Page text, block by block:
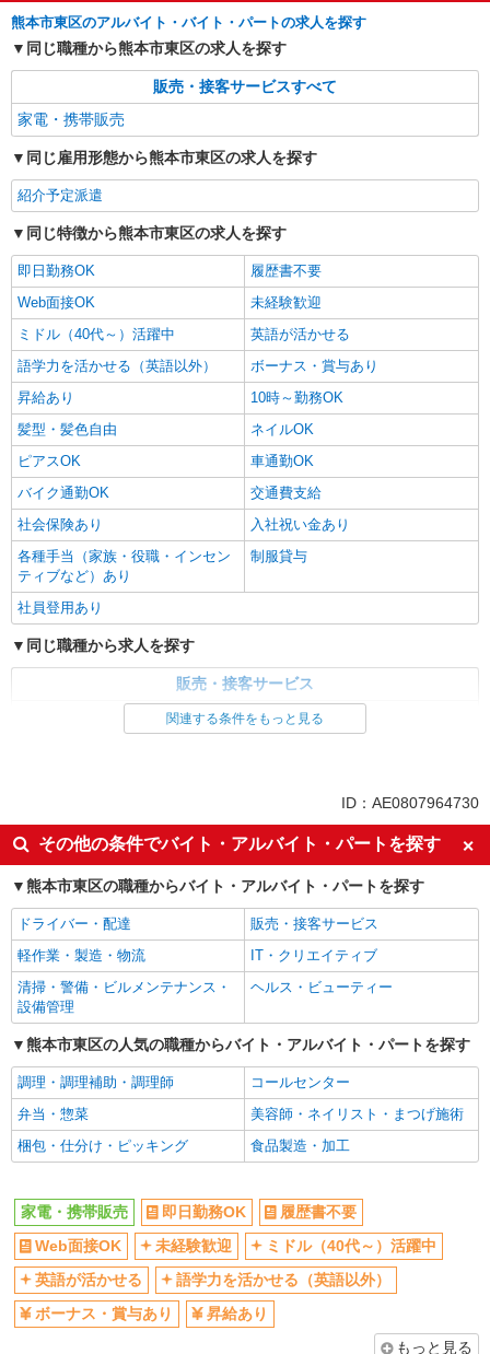
熊本市東区のアルバイト・バイト・パートの求人を探す
同じ職種から熊本市東区の求人を探す
販売・接客サービスすべて
家電・携帯販売
同じ雇用形態から熊本市東区の求人を探す
紹介予定派遣
同じ特徴から熊本市東区の求人を探す
即日勤務OK
履歴書不要
Web面接OK
未経験歓迎
ミドル（40代～）活躍中
英語が活かせる
語学力を活かせる（英語以外）
ボーナス・賞与あり
昇給あり
10時～勤務OK
髪型・髪色自由
ネイルOK
ピアスOK
車通勤OK
バイク通勤OK
交通費支給
社会保険あり
入社祝い金あり
各種手当（家族・役職・インセン
ティブなど）あり
制服貸与
社員登用あり
同じ職種から求人を探す
販売・接客サービス
英語が活かせる
ボーナス・賞与あり
車通勤OK
交通費支給
社会保険あり
社員登用あり
関連する条件をもっと見る
ID：AE0807964730
その他の条件でバイト・アルバイト・パートを探す
熊本市東区の職種からバイト・アルバイト・パートを探す
ドライバー・配達
販売・接客サービス
軽作業・製造・物流
IT・クリエイティブ
清掃・警備・ビルメンテナンス・
設備管理
ヘルス・ビューティー
熊本市東区の人気の職種からバイト・アルバイト・パートを探す
調理・調理補助・調理師
コールセンター
弁当・惣菜
美容師・ネイリスト・まつげ施術
梱包・仕分け・ピッキング
食品製造・加工
家電・携帯販売 即日勤務OK
履歴書不要
Web面接OK
未経験歓迎
ミドル（40代～）活躍中
英語が活かせる
語学力を活かせる（英語以外）
ボーナス・賞与あり
昇給あり
もっと見る